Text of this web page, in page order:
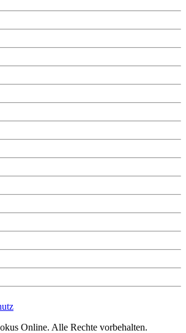
Online. Alle Rechte vorbehalten.